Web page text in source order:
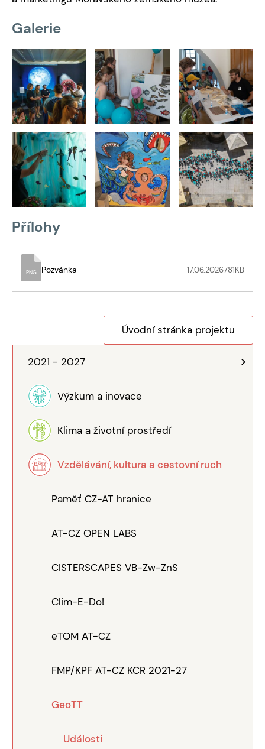
2021 - 2027
Výzkum a inovace
Klima a životní prostředí
Vzdělávání, kultura a cestovní ruch
Paměť CZ-AT hranice
AT-CZ OPEN LABS
CISTERSCAPES VB-Zw-ZnS
Clim-E-Do!
eTOM AT-CZ
FMP/KPF AT-CZ KCR 2021-27
GeoTT
Události
Galerie
Přílohy
PNG Pozvánka 17.06.2026781KB
Úvodní stránka projektu